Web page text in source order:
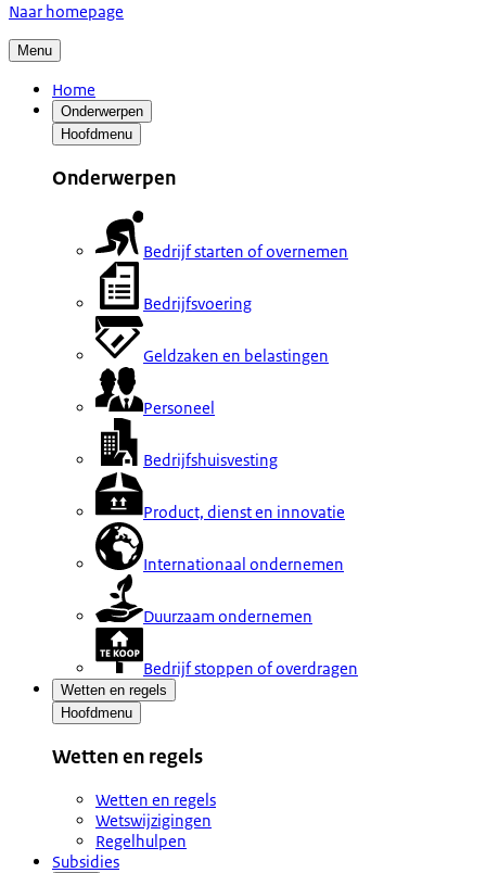
Naar homepage
Menu
Home
Onderwerpen
Hoofdmenu
Onderwerpen
Bedrijf starten of overnemen
Bedrijfsvoering
Geldzaken en belastingen
Personeel
Bedrijfshuisvesting
Product, dienst en innovatie
Internationaal ondernemen
Duurzaam ondernemen
Bedrijf stoppen of overdragen
Wetten en regels
Hoofdmenu
Wetten en regels
Wetten en regels
Wetswijzigingen
Regelhulpen
Subsidies